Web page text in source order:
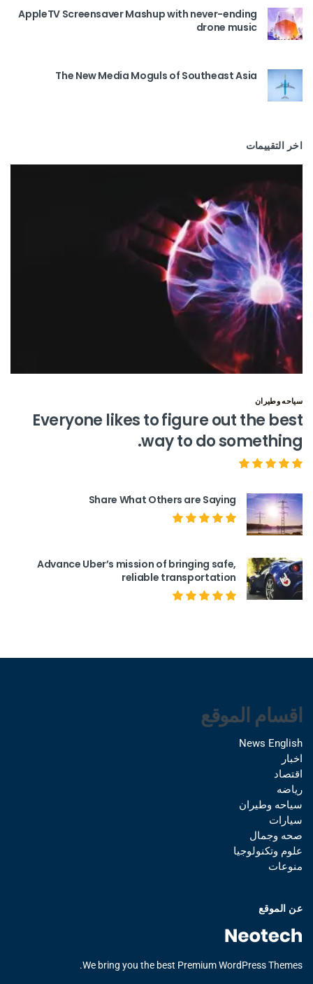
AppleTV Screensaver Mashup with never-ending
drone music
The New Media Moguls of Southeast Asia
اخر التقييمات
سياحه وطيران
Everyone likes to figure out the best
way to do something.
Share What Others are Saying
Advance Uber’s mission of bringing safe,
reliable transportation
اقسام الموقع
News English
اخبار
اقتصاد
رياضه
سياحه وطيران
سيارات
صحه وجمال
علوم وتكنولوجيا
منوعات
عن الموقع
We bring you the best Premium WordPress Themes.